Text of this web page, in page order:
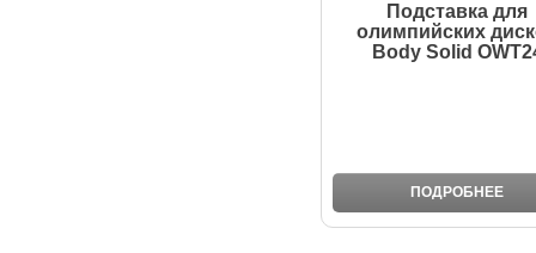
Подставка для
олимпийских
Body Solid
ПОДРОБНЕЕ